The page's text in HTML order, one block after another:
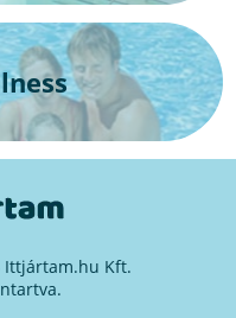
Ittjártam.hu Kft.